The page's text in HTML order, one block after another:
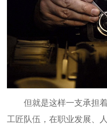
但就是这样一支承担
工匠队伍，在职业发展、